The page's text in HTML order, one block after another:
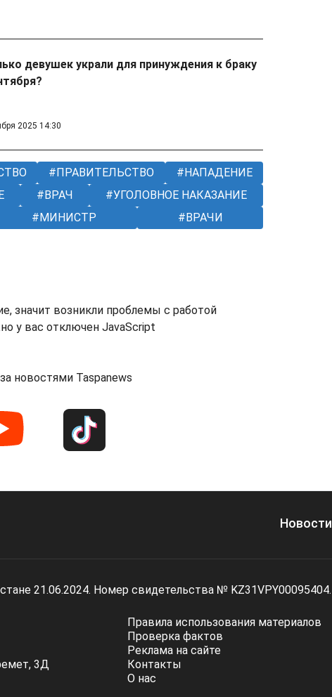
девушек украли для принуждения к браку
2025 14:30
ПРАВИТЕЛЬСТВО
НАПАДЕНИЕ
ВРАЧ
УГОЛОВНОЕ НАКАЗАНИЕ
МИНИСТР ВРАЧИ
значит возникли проблемы с работой
у вас отключен JavaScript
новостями Taspanews
Новости
21.06.2024. Номер свидетельства № KZ31VPY00095404.
3Д
Правила использования материалов
Проверка фактов
Реклама на сайте
Контакты
О нас